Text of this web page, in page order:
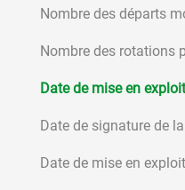
Nombre des départs
Nombre des rotations
Date de mise en
Date de signature de
Date de mise en